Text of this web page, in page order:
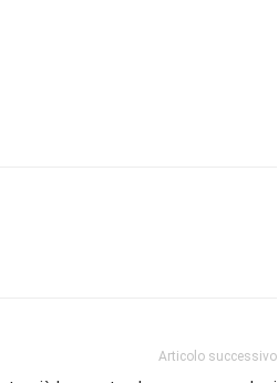
Articolo successivo